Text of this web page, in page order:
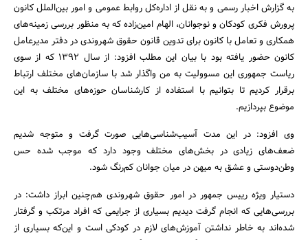
به گزارش اخبار رسمی و به نقل از اداره‌کل روابط عمومی و امور بین‌الملل کانون
پرورش فکری کودکان و نوجوانان، الهام امین‌زاده که به منظور بررسی زمینه‌های
همکاری و تعامل با کانون برای تدوین قانون حقوق شهروندی در دفتر مدیرعامل
کانون حضور یافته بود با بیان این مطلب افزود: از سال 1392 که از سوی
ریاست جمهوری این مسوولیت به من واگذار شد با سازمان‌های مختلف ارتباط
برقرار کردیم تا بتوانیم با استفاده از کارشناسان حوزه‌های مختلف به این
موضوع بپردازیم.
وی افزود: در این مدت آسیب‌شناسی‌‌هایی صورت گرفت و متوجه شدیم
ضعف‌های زیادی در بخش‌های مختلف وجود دارد که موجب شده حس
وطن‌دوستی و عشق به میهن در میان جوانان کم‌رنگ شود.
دستیار ویژه رییس جمهور در امور حقوق شهروندی هم‌چنین ابراز داشت: در
بررسی‌هایی که انجام گرفت دیدیم بسیاری از جرایمی که افراد مرتکب و گرفتار
شده‌اند به خاطر نداشتن آموزش‌های لازم در کودکی است و این‌که بسیاری از